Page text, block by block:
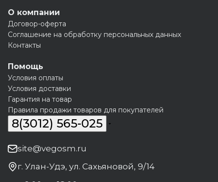
О компании
Договор-оферта
Соглашение на обработку персональных данных
Контакты
Помощь
Условия оплаты
Условия доставки
Гарантия на товар
Правила продажи товаров для покупателей
8(3012) 565-025
site@vegosm.ru
г. Улан-Удэ, ул. Сахьяновой, 9/14